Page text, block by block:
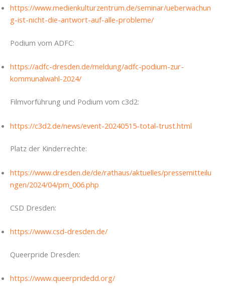
https://www.medienkulturzentrum.de/seminar/ueberwachun
g-ist-nicht-die-antwort-auf-alle-probleme/
Podium vom ADFC:
https://adfc-dresden.de/meldung/adfc-podium-zur-
kommunalwahl-2024/
Filmvorführung und Podium vom c3d2:
https://c3d2.de/news/event-20240515-total-trust.html
Platz der Kinderrechte:
https://www.dresden.de/de/rathaus/aktuelles/pressemitteilu
ngen/2024/04/pm_006.php
CSD Dresden:
https://www.csd-dresden.de/
Queerpride Dresden:
https://www.queerpridedd.org/